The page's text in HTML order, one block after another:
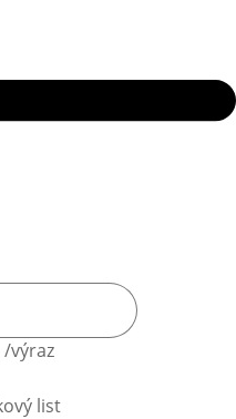
výraz
list